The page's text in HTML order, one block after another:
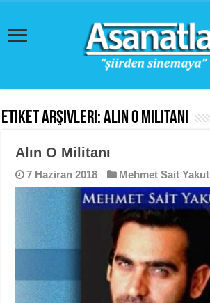
Etiket Arşivleri:Alın O Militanı
Alın O Militanı
7 Haziran 2018 Mehmet Sait Yakut